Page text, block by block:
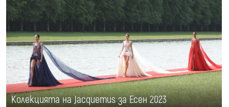
Колекцията на Jacquemus за Есен 2023